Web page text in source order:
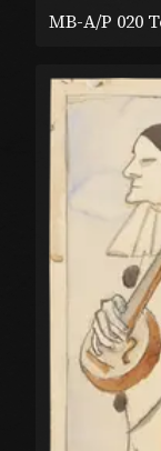
MB-A/P 020